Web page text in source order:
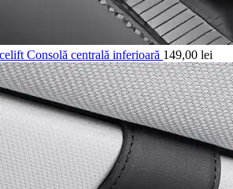
Consolă centrală inferioară 149,00 lei